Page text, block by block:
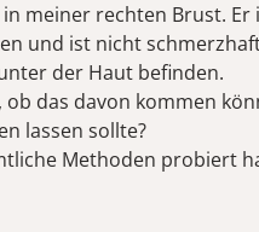
meiner rechten Brust. Er
und ist nicht
der Haut befinden.
das davon kommen
lassen sollte?
Methoden probiert